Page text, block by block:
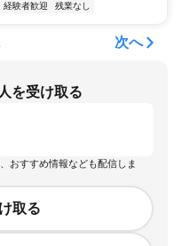
経験者歓迎 残業なし
次へ
を受け取る
おすすめ情報なども配信しま
取る